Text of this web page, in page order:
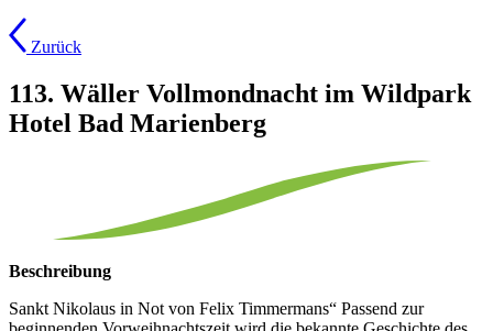
Zurück
113. Wäller Vollmondnacht im Wildpark
Hotel Bad Marienberg
Beschreibung
Sankt Nikolaus in Not von Felix Timmermans“ Passend zur